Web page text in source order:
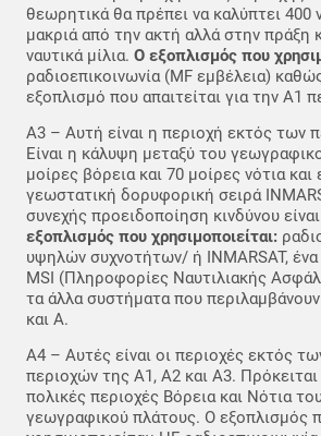
θεωρητικά θα πρέπει να καλύπτει 400
μακριά από την ακτή αλλά στην πράξη
ναυτικά μίλια. Ο εξοπλισμός που
ραδιοεπικοινωνία (MF εμβέλεια)
εξοπλισμό που απαιτείται για την Α1
A3 – Αυτή είναι η περιοχή εκτός των
Είναι η κάλυψη μεταξύ του
μοίρες βόρεια και 70 μοίρες νότια και
γεωστατική δορυφορική σειρά
συνεχής προειδοποίηση κινδύνου
εξοπλισμός που χρησιμοποιείται:
υψηλών συχνοτήτων/ ή INMARSAT,
MSI (Πληροφορίες Ναυτιλιακής
τα άλλα συστήματα που
και Α.
Α4 – Αυτές είναι οι περιοχές εκτός
περιοχών της Α1, Α2 και Α3. Πρόκειται
πολικές περιοχές Βόρεια και Νότια
γεωγραφικού πλάτους. Ο εξοπλισμός